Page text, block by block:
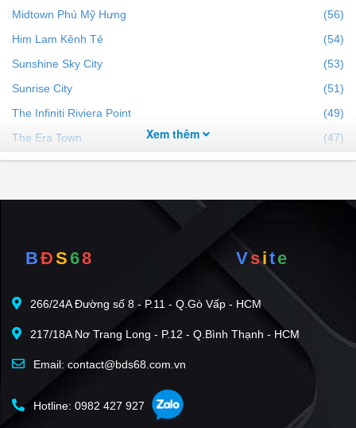
Midtown Phú Mỹ Hưng
(56)
Him Lam Kênh Tẻ
(54)
Sunshine Sky City
(53)
Sunrise City
(51)
The Infiniti Riviera Point
(49)
The Era Town
(47)
Sunrise City View
(43)
Happy Residence
Sunshine Diamond River
M-One Nam Sài Gòn
(28)
Sky 89
Eco Green Sài Gòn
Green Valley
Xem thêm
BĐS68 Vsite
266/24A Đường số 8 - P.11 - Q.Gò Vấp - HCM
217/18A Nơ Trang Long - P.12 - Q.Bình Thạnh - HCM
Email: contact@bds68.com.vn
Hotline: 0982 427 927